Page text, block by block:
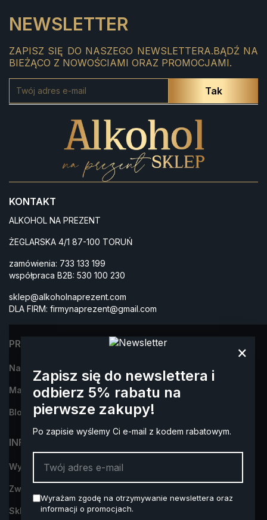
NEWSLETTER
ZAPISZ SIĘ DO NASZEGO NEWSLETTERA.BĄDŹ NA
BIEŻĄCO Z NOWOŚCIAMI ORAZ PROMOCJAMI.
KONTAKT
ALKOHOL NA PREZENT
ŻEGLARSKA 4/1 87-100 TORUŃ
zamówienia: 733 133 199
współpraca B2B: 530 100 230
sklep@alkoholnaprezent.com
DLA FIRM: firmynaprezent@gmail.com
×
Zapisz się do newslettera i
odbierz 5% rabatu na
pierwsze zakupy!
Po zapisie wyślemy Ci e-mail z kodem rabatowym.
Wyrażam zgodę na otrzymywanie newslettera oraz
informacji o promocjach.
PRODUKTY
Najczęściej kupowane
Marki
Blog
INFORMACJA
Wysyłka i płatności
Zwroty i reklamacje
Sklep Alkohol na Prezent- dowiedz się więcej o nas